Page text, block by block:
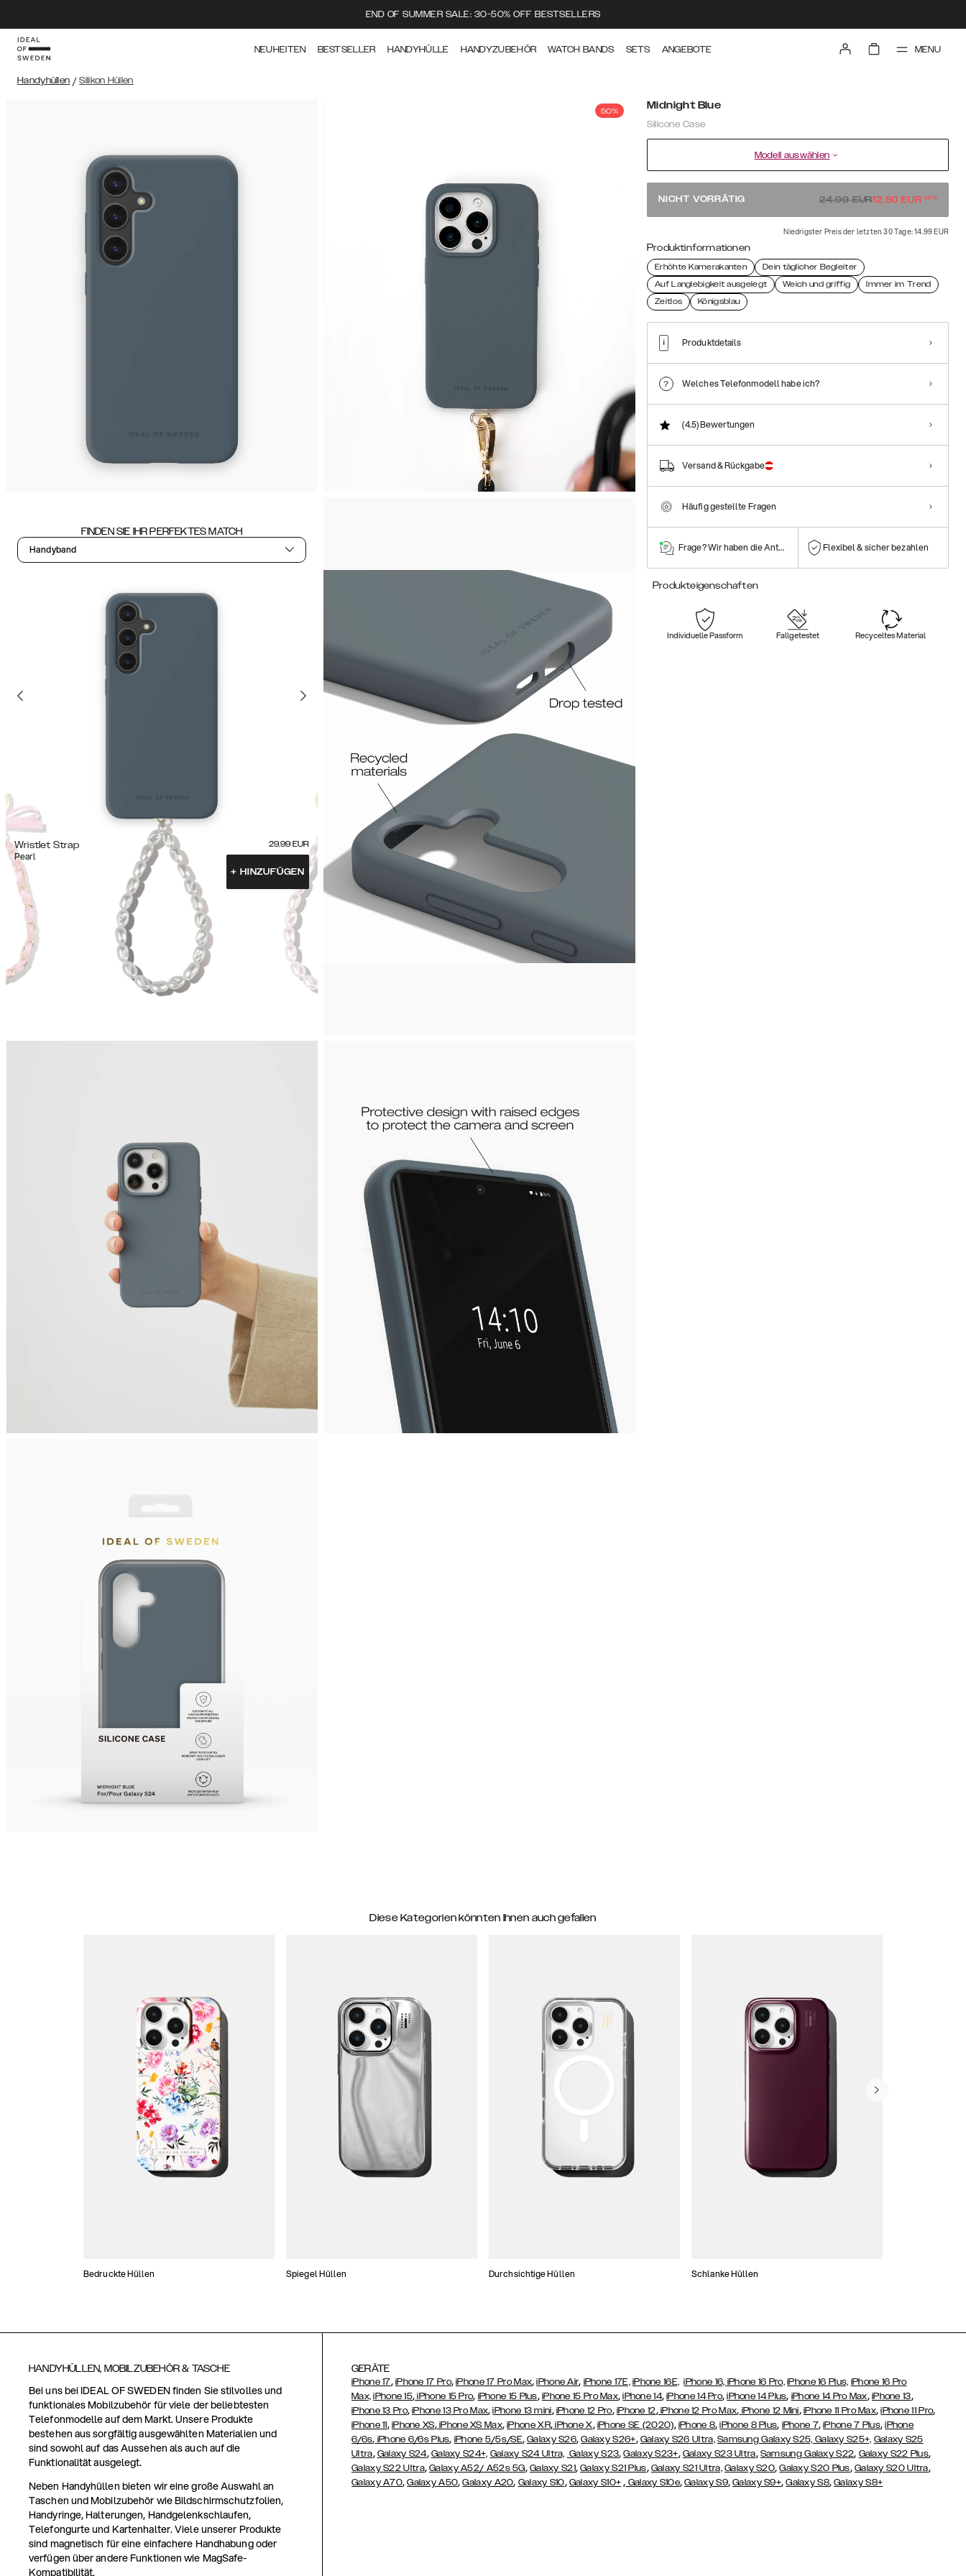
END OF SUMMER SALE: 30-50% OFF BESTSELLERS
NEUHEITEN BESTSELLER HANDYHÜLLE HANDYZUBEHÖR WATCH BANDS SETS ANGEBOTE MENU
Handyhüllen / Silikon Hüllen
50%
FINDEN SIE IHR PERFEKTES MATCH
Handyband
Wristlet Strap
Pearl
29.99 EUR
+ HINZUFÜGEN
Midnight Blue
Silicone Case
Modell auswählen
NICHT VORRÄTIG 24.99EUR12.50 EUR-50%
Niedrigster Preis der letzten 30 Tage: 14.99 EUR
Produktinformationen
Erhöhte Kamerakanten
Dein täglicher Begleiter
Auf Langlebigkeit ausgelegt
Weich und griffig
Immer im Trend
Zeitlos
Königsblau
Produktdetails
Welches Telefonmodell habe ich?
(4.5)Bewertungen
Versand & Rückgabe
Häufig gestellte Fragen
Frage? Wir haben die Antwort! Flexibel & sicher bezahlen
Produkteigenschaften
Individuelle Passform Fallgetestet Recyceltes Material
Diese Kategorien könnten Ihnen auch gefallen
Bedruckte Hüllen Spiegel Hüllen Durchsichtige Hüllen Schlanke Hüllen
HANDYHÜLLEN, MOBILZUBEHÖR & TASCHE
Bei uns bei IDEAL OF SWEDEN finden Sie stilvolles und
funktionales Mobilzubehör für viele der beliebtesten
Telefonmodelle auf dem Markt. Unsere Produkte
bestehen aus sorgfältig ausgewählten Materialien und
sind sowohl auf das Aussehen als auch auf die
Funktionalität ausgelegt.
Neben Handyhüllen bieten wir eine große Auswahl an
Taschen und Mobilzubehör wie Bildschirmschutzfolien,
Handyringe, Halterungen, Handgelenkschlaufen,
Telefongurte und Kartenhalter. Viele unserer Produkte
sind magnetisch für eine einfachere Handhabung oder
verfügen über andere Funktionen wie MagSafe-
Kompatibilität.
GERÄTE
iPhone 17, iPhone 17 Pro,iPhone 17 Pro Max,iPhone Air, iPhone 17E, iPhone 16E, iPhone 16, iPhone 16 Pro, iPhone 16 Plus, iPhone 16 Pro
Max, iPhone 15, iPhone 15 Pro, iPhone 15 Plus, iPhone 15 Pro Max,iPhone 14,iPhone 14 Pro,iPhone 14 Plus, iPhone 14 Pro Max, iPhone 13,
iPhone 13 Pro,iPhone 13 Pro Max,iPhone 13 mini, iPhone 12 Pro, iPhone 12,iPhone 12 Pro Max, iPhone 12 Mini, iPhone 11 Pro Max,iPhone 11 Pro,
iPhone 11, iPhone XS,iPhone XS Max,iPhone XR,iPhone X, iPhone SE (2020), iPhone 8,iPhone 8 Plus, iPhone 7,iPhone 7 Plus,iPhone
6/6s, iPhone 6/6s Plus, iPhone 5/5s/SE,Galaxy S26,Galaxy S26+, Galaxy S26 Ultra, Samsung Galaxy S25, Galaxy S25+, Galaxy S25
Ultra, Galaxy S24, Galaxy S24+, Galaxy S24 Ultra, Galaxy S23,Galaxy S23+, Galaxy S23 Ultra, Samsung Galaxy S22, Galaxy S22 Plus,
Galaxy S22 Ultra,Galaxy A52/ A52s 5G, Galaxy S21,Galaxy S21 Plus, Galaxy S21 Ultra, Galaxy S20,Galaxy S20 Plus, Galaxy S20 Ultra,
Galaxy A70,Galaxy A50,Galaxy A20, Galaxy S10, Galaxy S10+ , Galaxy S10e,Galaxy S9,Galaxy S9+,Galaxy S8,Galaxy S8+